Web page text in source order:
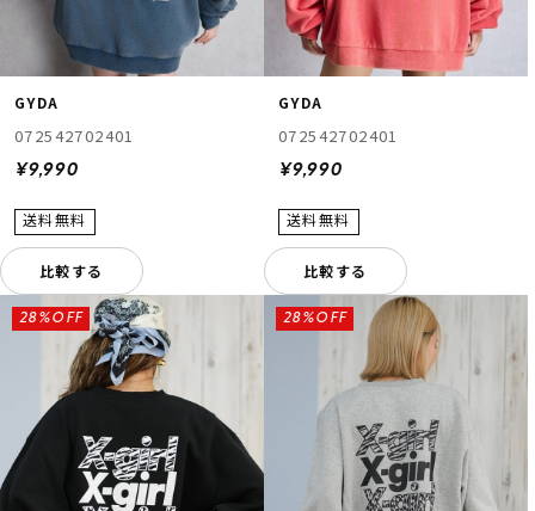
GYDA
072542702401
¥9,990
比較する
GYDA
072542702401
¥9,990
比較する
28%OFF 28%OFF